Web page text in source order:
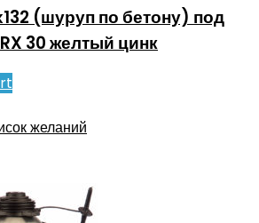
(шуруп по бетону) под
30 желтый цинк
желаний